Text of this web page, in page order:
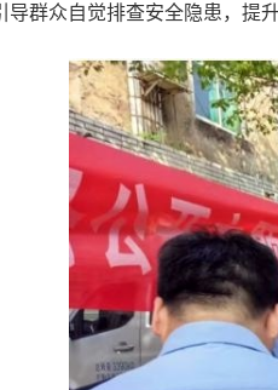
导群众自觉排查安全隐患，提